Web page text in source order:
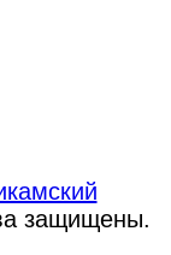
защищены.